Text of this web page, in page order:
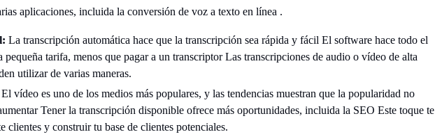
aplicaciones, incluida la conversión de voz a texto en línea .
La transcripción automática hace que la transcripción sea rápida y fácil El software hace todo el
pequeña tarifa, menos que pagar a un transcriptor Las transcripciones de audio o vídeo de alta
utilizar de varias maneras.
El vídeo es uno de los medios más populares, y las tendencias muestran que la popularidad no
Tener la transcripción disponible ofrece más oportunidades, incluida la SEO Este toque te
clientes y construir tu base de clientes potenciales.